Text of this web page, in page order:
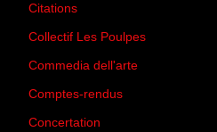
Citations
Collectif Les Poulpes
Commedia dell'arte
Comptes-rendus
Concertation